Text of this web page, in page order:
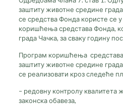
заштиту животне средине
се средства Фонда користе се
коришћења средстава Фонда,
града Чачка, за сваку годину
Програм коришћења средстава
заштиту животне средине
се реализовати кроз следеће
– редовну контролу квалитета
законска обавеза,